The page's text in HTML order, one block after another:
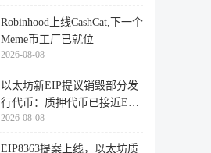
Robinhood上线CashCat,下一个
Meme币工厂已就位
2026-08-08
以太坊新EIP提议销毁部分发
行代币：质押代币已接近ETH
供应量
2026-08-08
EIP8363提案上线，以太坊质